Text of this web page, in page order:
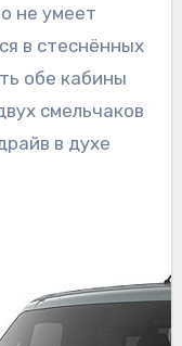
не умеет
в стеснённых
обе кабины
смельчаков
в духе